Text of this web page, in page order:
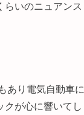
いのニュアンス
あり電気自動車に
クが心に響いてし